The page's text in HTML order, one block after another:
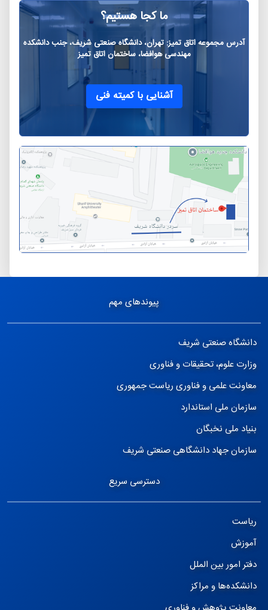
ما کجا هستیم؟
آدرس مجموعه اتاق تمیز: تهران، دانشگاه صنعتی شریف، جنب دانشکده
مهندسی هوافضا، ساختمان اتاق تمیز
آشنایی با کمیته فنی
پیوندهای مهم
دانشگاه صنعتی شریف
وزارت علوم، تحقیقات و فناوری
معاونت علمی و فناوری ریاست جمهوری
سازمان ملی استاندارد
بنیاد ملی نخبگان
سازمان جهاد دانشگاهی صنعتی شریف
دسترسی سریع
ریاست
آموزش
دفتر امور بین الملل
دانشکده‌ها و مراکز